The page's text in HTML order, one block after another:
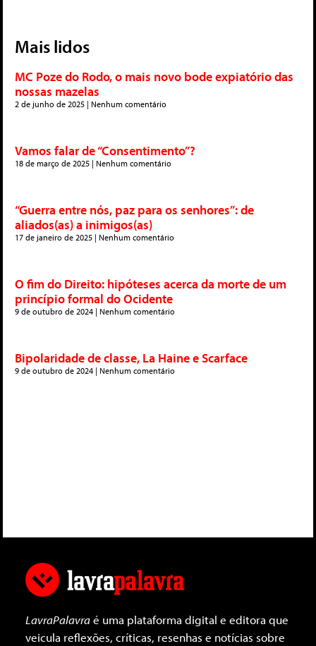
Mais lidos
MC Poze do Rodo, o mais novo bode expiatório das
nossas mazelas
2 de junho de 2025 Nenhum comentário
Vamos falar de “Consentimento”?
18 de março de 2025 Nenhum comentário
“Guerra entre nós, paz para os senhores”: de
aliados(as) a inimigos(as)
17 de janeiro de 2025 Nenhum comentário
O fim do Direito: hipóteses acerca da morte de um
princípio formal do Ocidente
9 de outubro de 2024 Nenhum comentário
Bipolaridade de classe, La Haine e Scarface
9 de outubro de 2024 Nenhum comentário
LavraPalavraé uma plataforma digital e editora que
veicula reflexões, críticas, resenhas e notícias sobre